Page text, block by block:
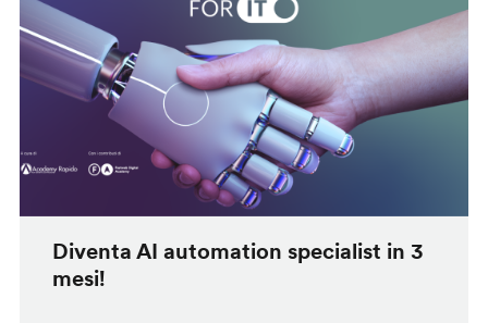
Diventa AI automation specialist in 3
mesi!